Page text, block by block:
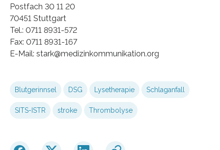
Postfach 30 11 20
70451 Stuttgart
Tel.: 0711 8931-572
Fax: 0711 8931-167
E-Mail: stark@medizinkommunikation.org
Blutgerinnsel DSG Lysetherapie Schlaganfall
SITS-ISTR stroke Thrombolyse